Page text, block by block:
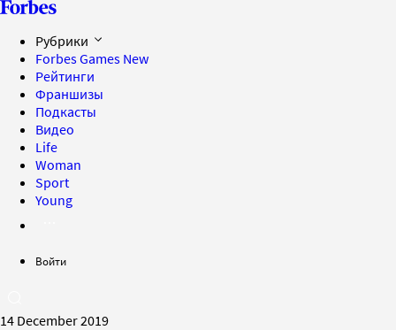
Рубрики
Forbes Games New
Рейтинги
Франшизы
Подкасты
Видео
Life
Woman
Sport
Young
Войти
14 December 2019